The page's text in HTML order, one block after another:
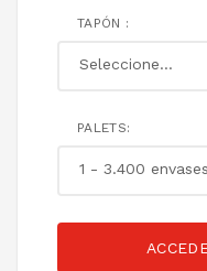
TAPÓN :
PALETS: